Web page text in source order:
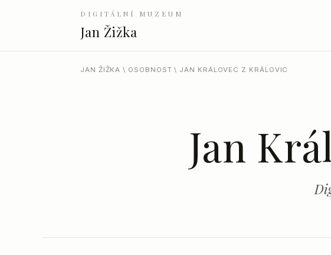
DIGITÁLNÍ MUZEUM
Jan Žižka
JAN ŽIŽKA \ OSOBNOST \ JAN KRÁLOVEC Z KRÁLOVIC
Jan